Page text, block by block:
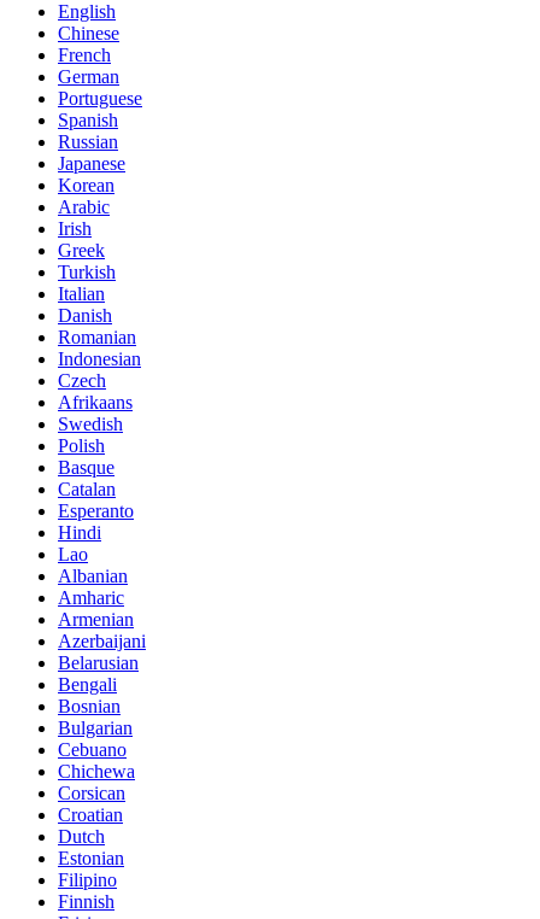
English
Chinese
French
German
Portuguese
Spanish
Russian
Japanese
Korean
Arabic
Irish
Greek
Turkish
Italian
Danish
Romanian
Indonesian
Czech
Afrikaans
Swedish
Polish
Basque
Catalan
Esperanto
Hindi
Lao
Albanian
Amharic
Armenian
Azerbaijani
Belarusian
Bengali
Bosnian
Bulgarian
Cebuano
Chichewa
Corsican
Croatian
Dutch
Estonian
Filipino
Finnish